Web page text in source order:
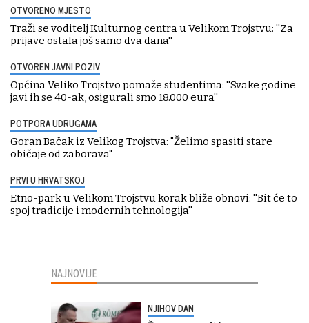
OTVORENO MJESTO
Traži se voditelj Kulturnog centra u Velikom Trojstvu: ''Za
prijave ostala još samo dva dana''
OTVOREN JAVNI POZIV
Općina Veliko Trojstvo pomaže studentima: ''Svake godine
javi ih se 40-ak, osigurali smo 18.000 eura''
POTPORA UDRUGAMA
Goran Bačak iz Velikog Trojstva: "Želimo spasiti stare
običaje od zaborava"
PRVI U HRVATSKOJ
Etno-park u Velikom Trojstvu korak bliže obnovi: ''Bit će to
spoj tradicije i modernih tehnologija''
NAJNOVIJE
NJIHOV DAN